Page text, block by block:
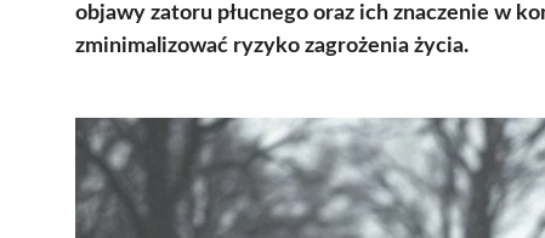
objawy zatoru płucnego oraz ich znaczenie w
zminimalizować ryzyko zagrożenia życia.